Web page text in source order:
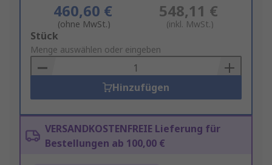
460,60 €
(ohne MwSt.)
548,11 €
(inkl. MwSt.)
Add
to
Basket
Stück
Menge auswählen oder eingeben
Hinzufügen
VERSANDKOSTENFREIE Lieferung für
Bestellungen ab 100,00 €